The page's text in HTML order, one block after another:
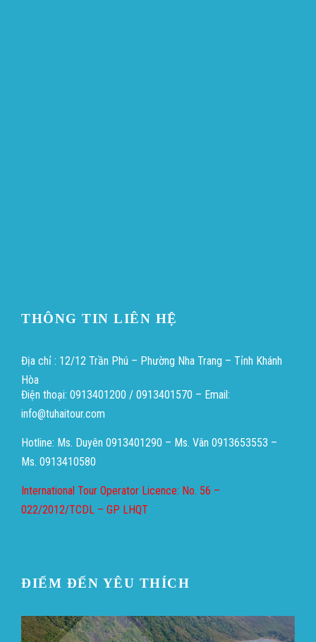
THÔNG TIN LIÊN HỆ
Địa chỉ : 12/12 Trần Phú – Phường Nha Trang – Tỉnh Khánh
Hòa
Điện thoại: 0913401200 / 0913401570 – Email:
info@tuhaitour.com
Hotline: Ms. Duyên 0913401290 – Ms. Vân 0913653553 –
Ms. 0913410580
International Tour Operator Licence: No. 56 –
022/2012/TCDL – GP LHQT
ĐIỂM ĐẾN YÊU THÍCH